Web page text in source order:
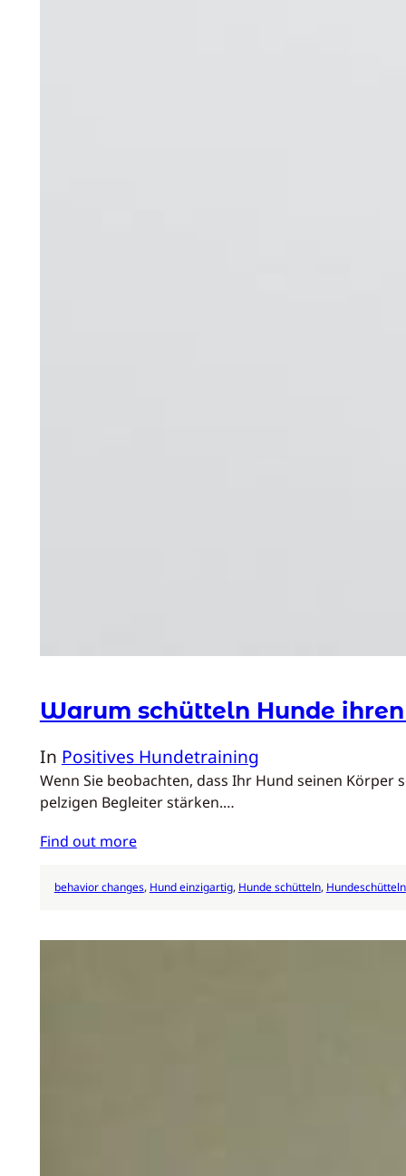
Warum schütteln Hunde
In Positives Hundetraining
Wenn Sie beobachten, dass Ihr Hund seinen
pelzigen Begleiter stärken.…
Find out more
behavior changes, Hund einzigartig, Hunde schütteln, Hundeschütteln